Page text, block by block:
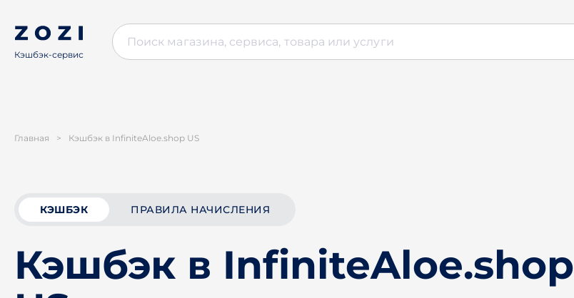
Кэшбэк-сервис
Главная > Кэшбэк в InfiniteAloe.shop US
КЭШБЭК ПРАВИЛА НАЧИСЛЕНИЯ
Кэшбэк в InfiniteAloe.shop